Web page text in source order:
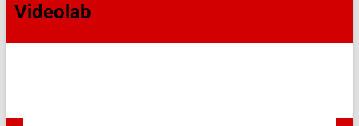
Videolab